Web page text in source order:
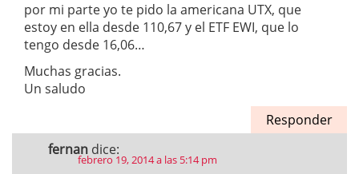
por mi parte yo te pido la americana UTX, que
estoy en ella desde 110,67 y el ETF EWI, que lo
tengo desde 16,06…
Muchas gracias.
Un saludo
Responder
fernan dice:
febrero 19, 2014 a las 5:14 pm